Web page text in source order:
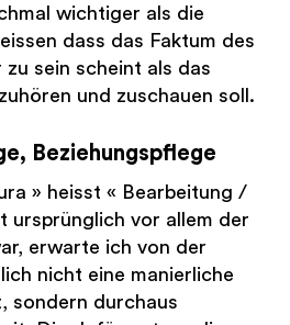
wichtiger als die
dass das Faktum des
sein scheint als das
und zuschauen soll.
Beziehungspflege
» heisst « Bearbeitung /
ursprünglich vor allem der
erwarte ich von der
nicht eine manierliche
sondern durchaus